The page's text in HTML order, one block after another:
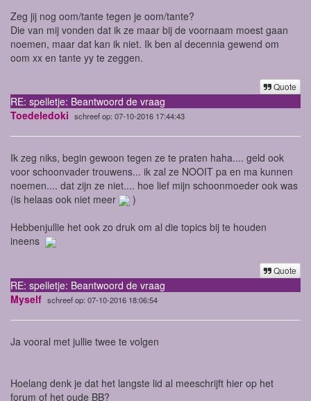
Zeg jij nog oom/tante tegen je oom/tante?
Die van mij vonden dat ik ze maar bij de voornaam moest gaan
noemen, maar dat kan ik niet. Ik ben al decennia gewend om
oom xx en tante yy te zeggen.
Quote
RE: spelletje: Beantwoord de vraag
Toedeledoki schreef op: 07-10-2016 17:44:43
Ik zeg niks, begin gewoon tegen ze te praten haha.... geld ook
voor schoonvader trouwens... ik zal ze NOOIT pa en ma kunnen
noemen.... dat zijn ze niet.... hoe lief mijn schoonmoeder ook was
(is helaas ook niet meer
)
Hebbenjullie het ook zo druk om al die topics bij te houden
ineens
Quote
RE: spelletje: Beantwoord de vraag
Myself schreef op: 07-10-2016 18:06:54
Ja vooral met jullie twee te volgen
Hoelang denk je dat het langste lid al meeschrijft hier op het
forum of het oude BB?